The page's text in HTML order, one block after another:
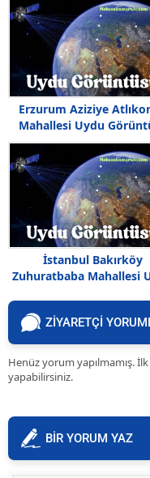
Erzurum Aziziye
Mahallesi Uydu
Haritası
İstanbul Bakırköy
Zuhuratbaba Mahallesi
ZİYARETÇİ
Henüz yorum yapılmamış.
yapabilirsiniz.
BİR YORUM YAZ